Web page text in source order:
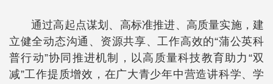
通过高起点谋划、高标准推进、高质量实施，建
立健全动态沟通、资源共享、工作高效的“蒲公英科
普行动”协同推进机制，以高质量科技教育助力“双
减”工作提质增效，在广大青少年中营造讲科学、学